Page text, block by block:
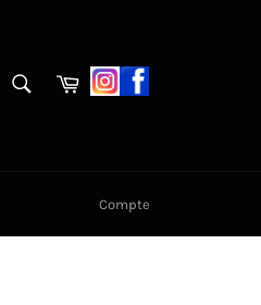
RECHERCHE
Recherche
Panier
Compte